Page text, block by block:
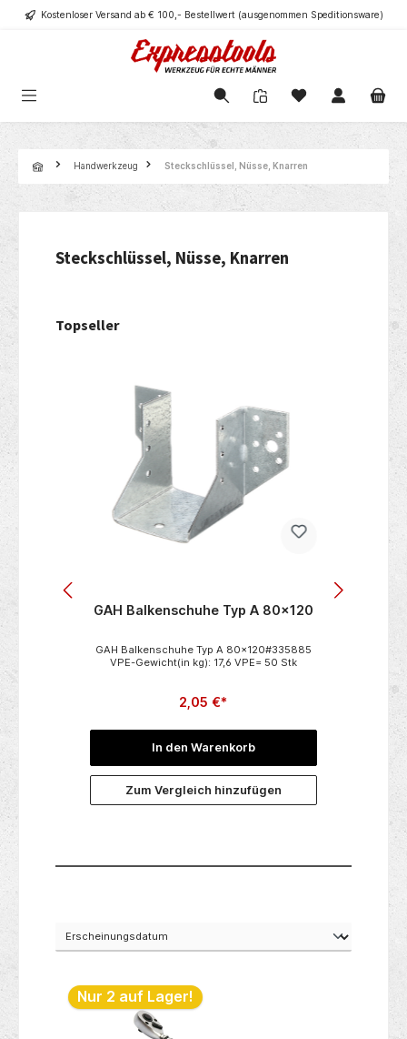
springenKostenloser Versand ab € 100,- Bestellwert (ausgenommen Speditionsware)
Handwerkzeug Steckschlüssel, Nüsse, Knarren
Steckschlüssel, Nüsse, Knarren
Topseller
-
in
•
,
)-
GAH Balkenschuhe Typ A 80x120
GAH Balkenschuhe Typ A 80x120#335885
VPE-Gewicht(in kg): 17,6 VPE= 50 Stk
2,05 €*
In den Warenkorb
Zum Vergleich hinzufügen
HM
Nur 2 auf Lager!